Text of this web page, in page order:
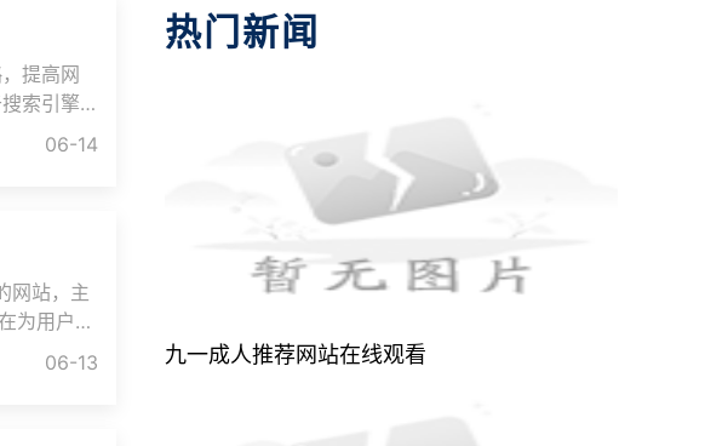
提高网
索引擎
06-14
网站，主
为用户提
06-13
热门新闻
九一成人推荐网站在线观看